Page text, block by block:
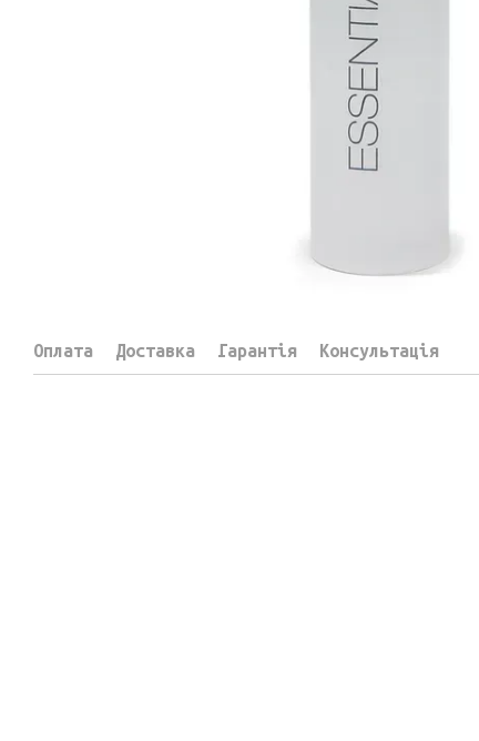
Оплата Доставка Гарантія Консультація